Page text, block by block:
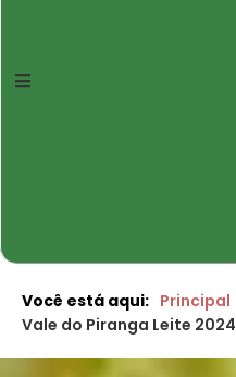
Você está aqui: Principal
Vale do Piranga Leite 2024